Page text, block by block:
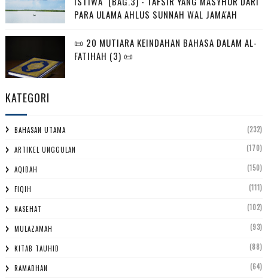
PARA ULAMA AHLUS SUNNAH WAL JAMA'AH
📜 20 MUTIARA KEINDAHAN BAHASA DALAM AL-
FATIHAH (3) 📜
KATEGORI
BAHASAN UTAMA (232)
ARTIKEL UNGGULAN (170)
AQIDAH (150)
FIQIH (111)
NASEHAT (102)
MULAZAMAH (93)
KITAB TAUHID (88)
RAMADHAN (64)